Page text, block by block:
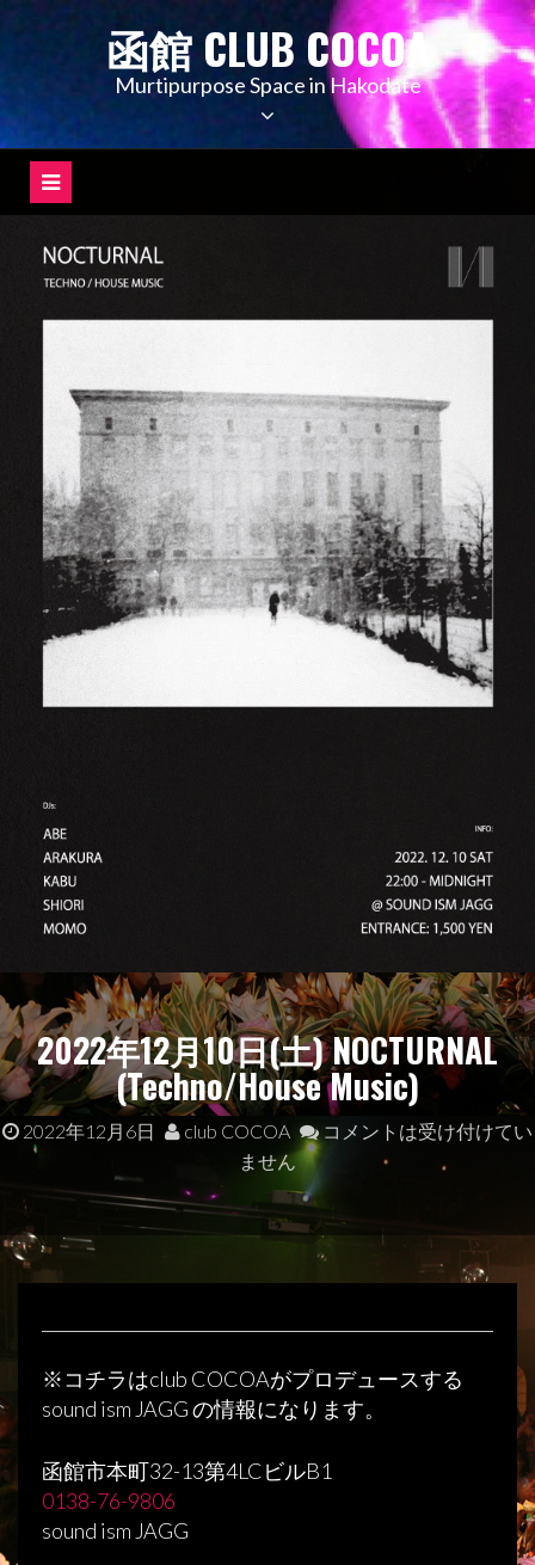
ツ
キ
函館 CLUB COCOA
Murtipurpose Space in Hakodate
2022年12月10日(土) NOCTURNAL
(Techno/House Music)
2022年12月6日 club COCOA
コメントは受け付けてい
ません
※コチラはclub COCOAがプロデュースする
sound ism JAGGの情報になります。
函館市本町32-13第4LCビルB1
0138-76-9806
sound ism JAGG